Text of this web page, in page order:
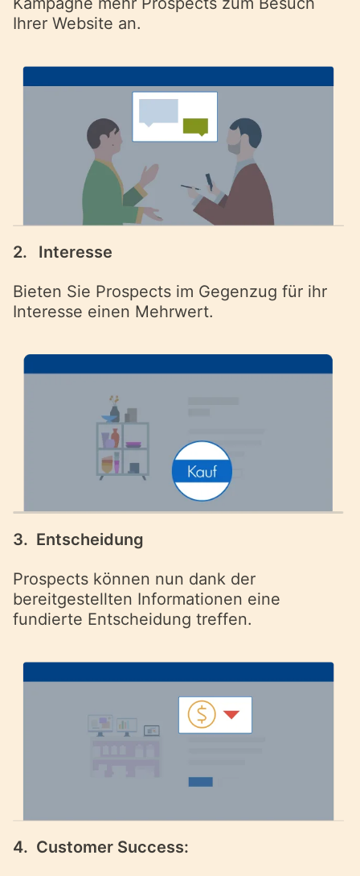
Ihrer Website an.
2. Interesse
Bieten Sie Prospects im Gegenzug für ihr
Interesse einen Mehrwert.
3. Entscheidung
Prospects können nun dank der
bereitgestellten Informationen eine
fundierte Entscheidung treffen.
4. Customer Success: